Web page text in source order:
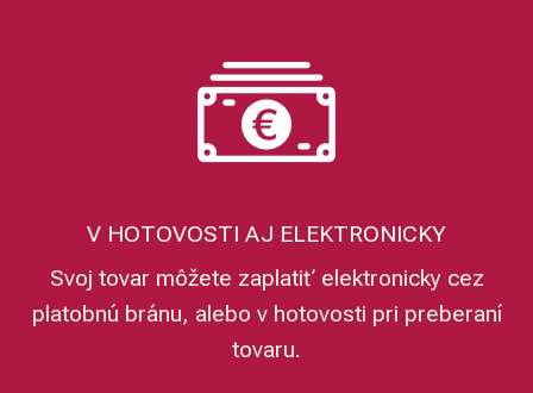
V HOTOVOSTI AJ ELEKTRONICKY
Svoj tovar môžete zaplatiť elektronicky cez
platobnú bránu, alebo v hotovosti pri preberaní
tovaru.